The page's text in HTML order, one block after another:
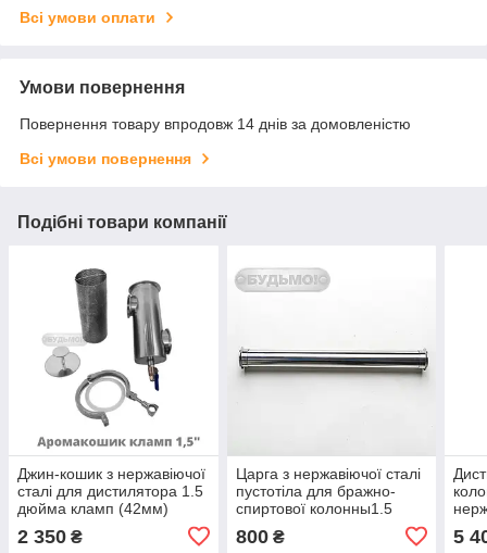
Всі умови оплати
Умови повернення
Повернення товару впродовж 14 днів за домовленістю
Всі умови повернення
Подібні товари компанії
Джин-кошик з нержавіючої
сталі для дистилятора 1.5
дюйма кламп (42мм)
Арома кошик тм БУДЬМО
2 350 ₴
Царга з нержавіючої сталі
пустотіла для бражно-
спиртової колонны1.5
дюйма (42 мм), L-750 мм.
тм БУДЬМО
800₴ 5